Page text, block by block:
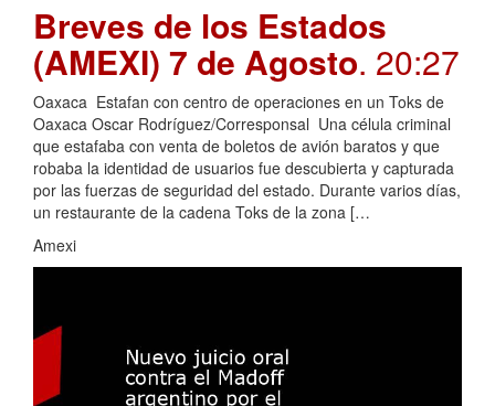
Breves de los Estados
(AMEXI) 7 de Agosto. 20:27
Oaxaca Estafan con centro de operaciones en un Toks de
Oaxaca Oscar Rodríguez/Corresponsal Una célula criminal
que estafaba con venta de boletos de avión baratos y que
robaba la identidad de usuarios fue descubierta y capturada
por las fuerzas de seguridad del estado. Durante varios días,
un restaurante de la cadena Toks de la zona […
Amexi